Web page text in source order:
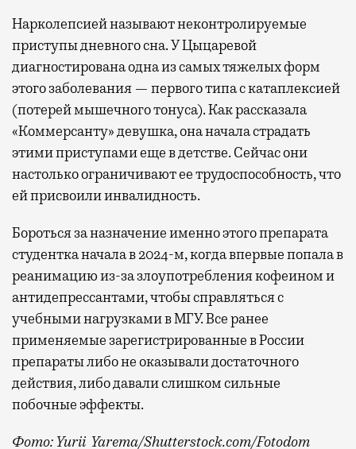
Нарколепсией называют неконтролируемые
приступы дневного сна. У Цыцаревой
диагностирована одна из самых тяжелых форм
этого заболевания — первого типа с катаплексией
(потерей мышечного тонуса). Как рассказала
«Коммерсанту» девушка, она начала страдать
этими приступами еще в детстве. Сейчас они
настолько ограничивают ее трудоспособность, что
ей присвоили инвалидность.
Бороться за назначение именно этого препарата
студентка начала в 2024-м, когда впервые попала в
реанимацию из-за злоупотребления кофеином и
антидепрессантами, чтобы справляться с
учебными нагрузками в МГУ. Все ранее
применяемые зарегистрированные в России
препараты либо не оказывали достаточного
действия, либо давали слишком сильные
побочные эффекты.
Фото: Yurii_Yarema/Shutterstock.com/Fotodom